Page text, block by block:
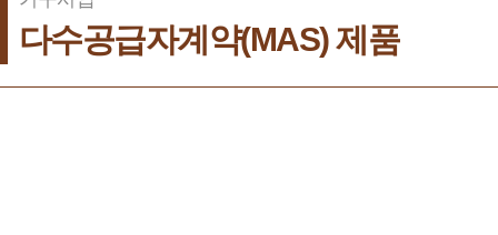
다수공급자계약(MAS) 제품